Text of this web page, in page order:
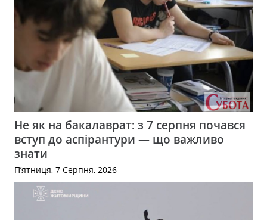
Не як на бакалаврат: з 7 серпня почався
вступ до аспірантури — що важливо
знати
П’ятниця, 7 Серпня, 2026